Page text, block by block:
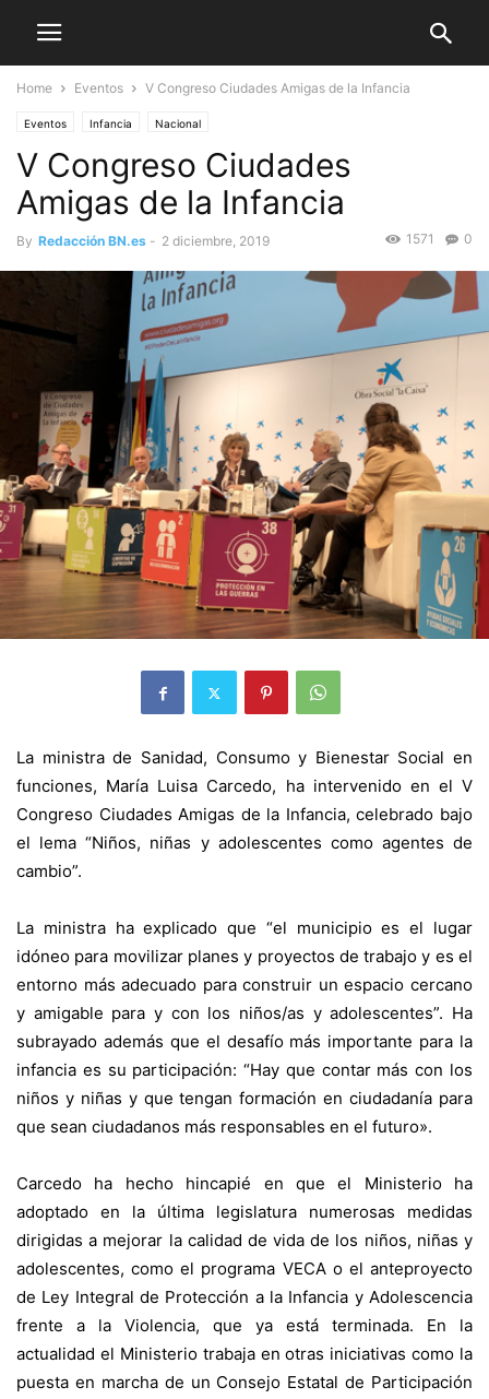
Home Eventos V Congreso Ciudades Amigas de la Infancia
Eventos Infancia Nacional
V Congreso Ciudades
Amigas de la Infancia
By Redacción BN.es - 2 diciembre, 2019 0
1571
La ministra de Sanidad, Consumo y Bienestar Social en
funciones, María Luisa Carcedo, ha intervenido en el V
Congreso Ciudades Amigas de la Infancia, celebrado bajo
el lema “Niños, niñas y adolescentes como agentes de
cambio”.
La ministra ha explicado que “el municipio es el lugar
idóneo para movilizar planes y proyectos de trabajo y es el
entorno más adecuado para construir un espacio cercano
y amigable para y con los niños/as y adolescentes”. Ha
subrayado además que el desafío más importante para la
infancia es su participación: “Hay que contar más con los
niños y niñas y que tengan formación en ciudadanía para
que sean ciudadanos más responsables en el futuro».
Carcedo ha hecho hincapié en que el Ministerio ha
adoptado en la última legislatura numerosas medidas
dirigidas a mejorar la calidad de vida de los niños, niñas y
adolescentes, como el programa VECA o el anteproyecto
de Ley Integral de Protección a la Infancia y Adolescencia
frente a la Violencia, que ya está terminada. En la
actualidad el Ministerio trabaja en otras iniciativas como la
puesta en marcha de un Consejo Estatal de Participación